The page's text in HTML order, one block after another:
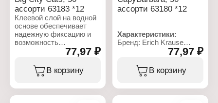
ассорти 63183 *12
Клеевой слой на водной
основе обеспечивает
надежную фиксацию и
возможность
оставляя следов.
77,97 ₽
В корзину
ассорти 63180 *12
Характеристики:
Бренд: Erich Krause
Артикул: 63180
Серия: "CapyBarbara"
Тип товара: Блок для
записей
77,97 ₽
В корзину